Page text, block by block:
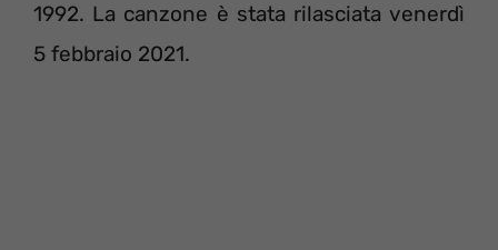
1992. La canzone è stata rilasciata venerdì
5 febbraio 2021.